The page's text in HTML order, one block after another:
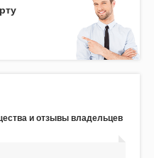
и отзывы владельцев